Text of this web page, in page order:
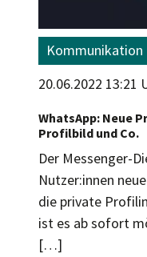
Kommunikation
20.06.2022 13:21
WhatsApp: Neue
Profilbild und Co.
Der Messenger-
Nutzer:innen
die private
ist es ab sofort
[…]